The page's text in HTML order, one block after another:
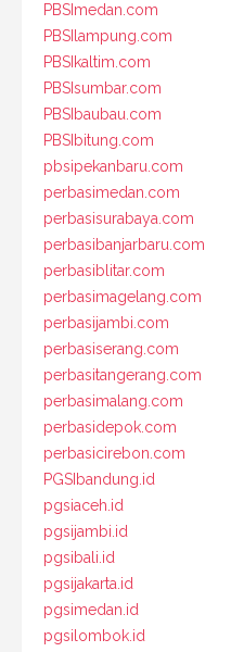
PBSImedan.com
PBSIlampung.com
PBSIkaltim.com
PBSIsumbar.com
PBSIbaubau.com
PBSIbitung.com
pbsipekanbaru.com
perbasimedan.com
perbasisurabaya.com
perbasibanjarbaru.com
perbasiblitar.com
perbasimagelang.com
perbasijambi.com
perbasiserang.com
perbasitangerang.com
perbasimalang.com
perbasidepok.com
perbasicirebon.com
PGSIbandung.id
pgsiaceh.id
pgsijambi.id
pgsibali.id
pgsijakarta.id
pgsimedan.id
pgsilombok.id